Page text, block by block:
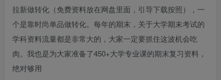
拉新做转化（免费资料放在网盘里面，引导下载按照），一
个是靠时尚单品做转化。每年的期末，关于大学期末考试的
学科资料流量都是非常大的，大家一定要抓住这波机会吃
肉。我也是为大家准备了450+大学专业课的期末复习资料，
绝对够用